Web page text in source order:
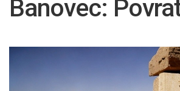
Banovec: